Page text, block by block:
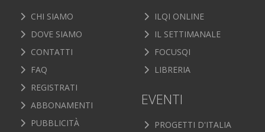
CHI SIAMO
DOVE SIAMO
CONTATTI
FAQ
REGISTRATI
ABBONAMENTI
PUBBLICITÀ
ILQI ONLINE
IL SETTIMANALE
FOCUSQI
LIBRERIA
EVENTI
PROGETTI D'ITALIA